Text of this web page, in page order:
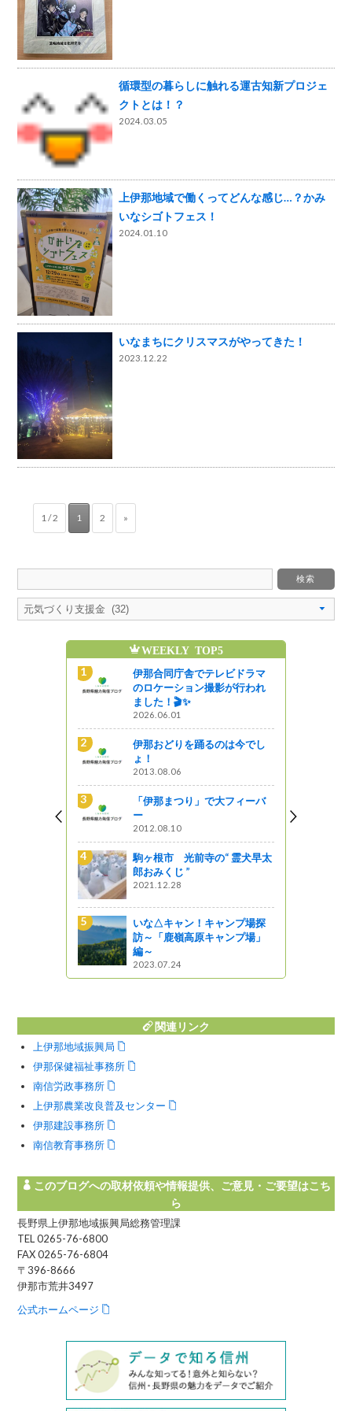
循環型の暮らしに触れる運古知新プロジェ
クトとは！？
2024.03.05
上伊那地域で働くってどんな感じ…？かみ
いなシゴトフェス！
2024.01.10
いなまちにクリスマスがやってきた！
2023.12.22
1 / 2 1 2 »
WEEKLY TOP5
伊那合同庁舎でテレビドラマ
のロケーション撮影が行われ
ました！🎬✨
2026.06.01
伊那おどりを踊るのは今でし
ょ！
2013.08.06
「伊那まつり」で大フィーバ
ー
2012.08.10
駒ヶ根市 光前寺の“ 霊犬早太
郎おみくじ ”
2021.12.28
いな△キャン！キャンプ場探
訪～「鹿嶺高原キャンプ場」
編～
2023.07.24
関連リンク
上伊那地域振興局
伊那保健福祉事務所
南信労政事務所
上伊那農業改良普及センター
伊那建設事務所
南信教育事務所
このブログへの取材依頼や情報提供、ご意見・ご要望はこち
ら
長野県上伊那地域振興局総務管理課
TEL 0265-76-6800
FAX 0265-76-6804
〒396-8666
伊那市荒井3497
公式ホームページ